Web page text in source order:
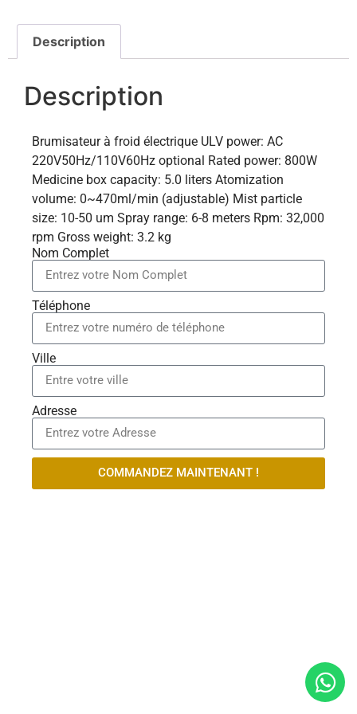
Description
Description
Brumisateur à froid électrique ULV power: AC
220V50Hz/110V60Hz optional Rated power: 800W
Medicine box capacity: 5.0 liters Atomization
volume: 0~470ml/min (adjustable) Mist particle
size: 10-50 um Spray range: 6-8 meters Rpm: 32,000
rpm Gross weight: 3.2 kg
Nom Complet
Téléphone
Ville
Adresse
COMMANDEZ MAINTENANT !